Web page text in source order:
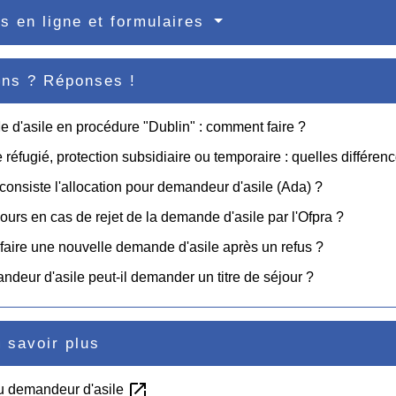
en ligne et formulaires
? Réponses !
d'asile en procédure "Dublin" : comment faire ?
réfugié, protection subsidiaire ou temporaire : quelles
l'allocation pour demandeur d'asile (Ada) ?
en cas de rejet de la demande d'asile par l'Ofpra ?
une nouvelle demande d'asile après un refus ?
d'asile peut-il demander un titre de séjour ?
savoir plus
demandeur d'asile open_in_new